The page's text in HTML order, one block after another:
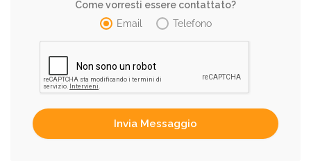
Come vorresti essere contattato?
Email
Telefono